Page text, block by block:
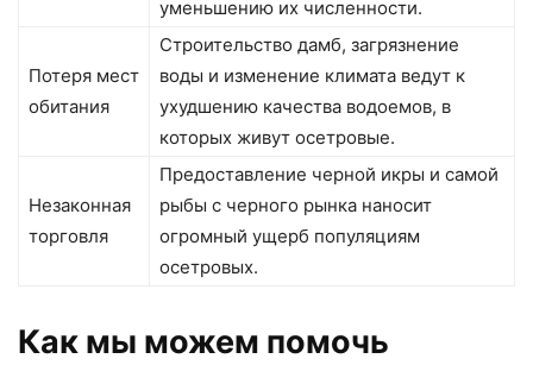
уменьшению их численности.
Потеря мест
обитания
Строительство дамб, загрязнение
воды и изменение климата ведут к
ухудшению качества водоемов, в
которых живут осетровые.
Незаконная
торговля
Предоставление черной икры и самой
рыбы с черного рынка наносит
огромный ущерб популяциям
осетровых.
Как мы можем помочь